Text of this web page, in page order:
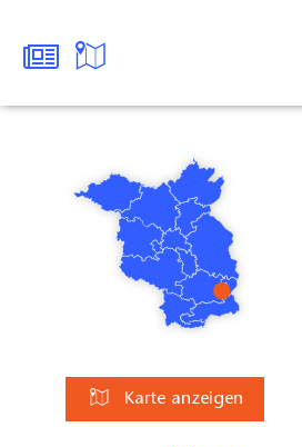
Karte anzeigen